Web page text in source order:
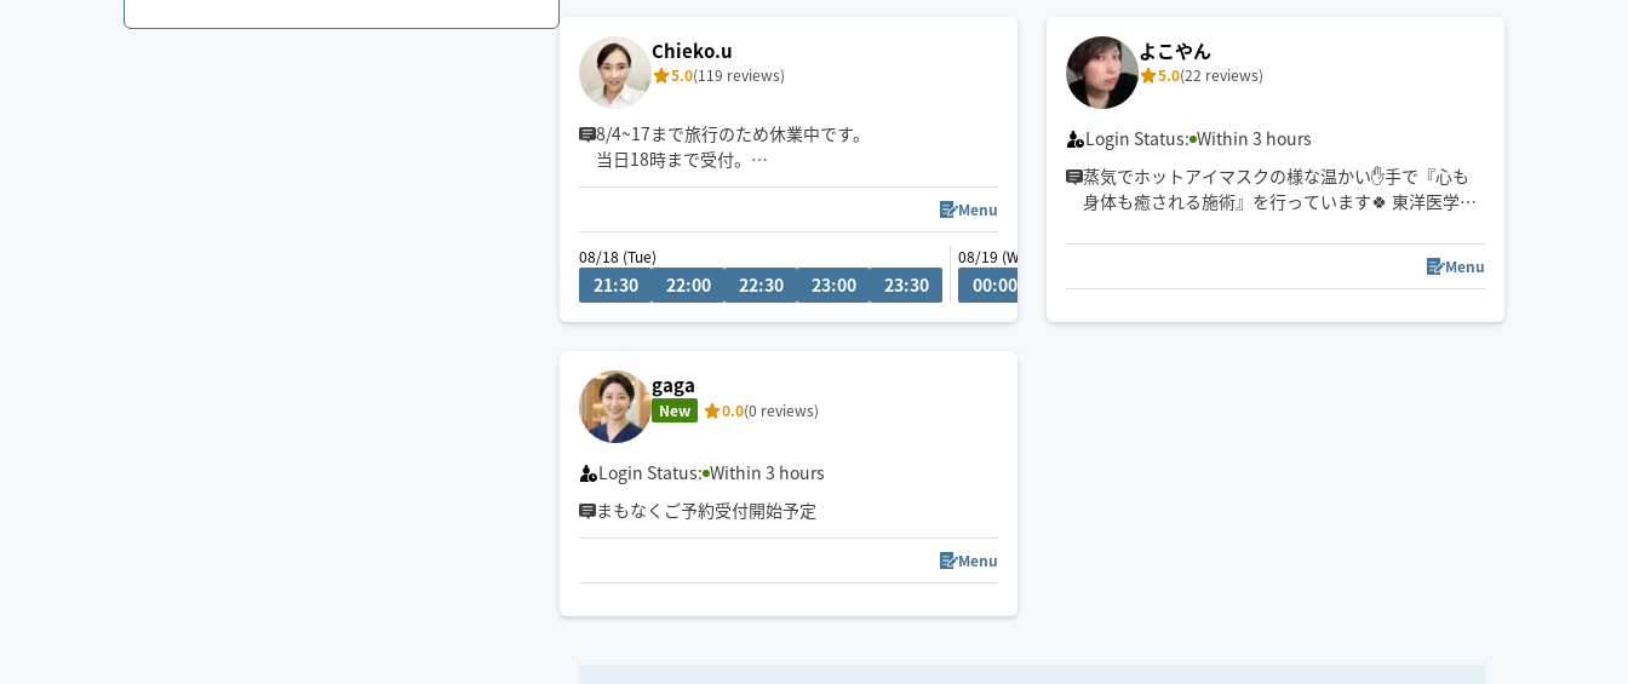
公共交通機関で移動になるので場所によってお伺い
が難しい場合もございます
富士市・焼津市へのお伺いは前日までのご予約をお
願いします
利用をお願い致します🙇‍♀️
Chieko.u
5.0(119 reviews)
8/4~17まで旅行のため休業中です。
当日18時まで受付。
心身共に癒されたい方専門！開始早々眠りについて
しまう方続出中！極上の快眠に導きます！目覚めは
スッキリ！
口下手ですが、お身体との会話は得意です(笑)お客様
のお身体の状態に寄り添いながら施術致します。
Menu
08/18 (Tue)
21:30 22:00 22:30 23:00 23:30
08/19 (Wed)
00:00 00:30 01:00 21:30 22:00 22:30 23:00
よこやん
5.0(22 reviews)
Login Status: Within 3 hours
蒸気でホットアイマスクの様な温かい✋手で『心も
身体も癒される施術』を行っています🍀 東洋医学で
巡って温かくなる感覚を是非味わってみてください
移動は🚗車で向かいますので、藤枝市外も対応可能
Menu
gaga
New 0.0(0 reviews)
Login Status: Within 3 hours
まもなくご予約受付開始予定
Menu